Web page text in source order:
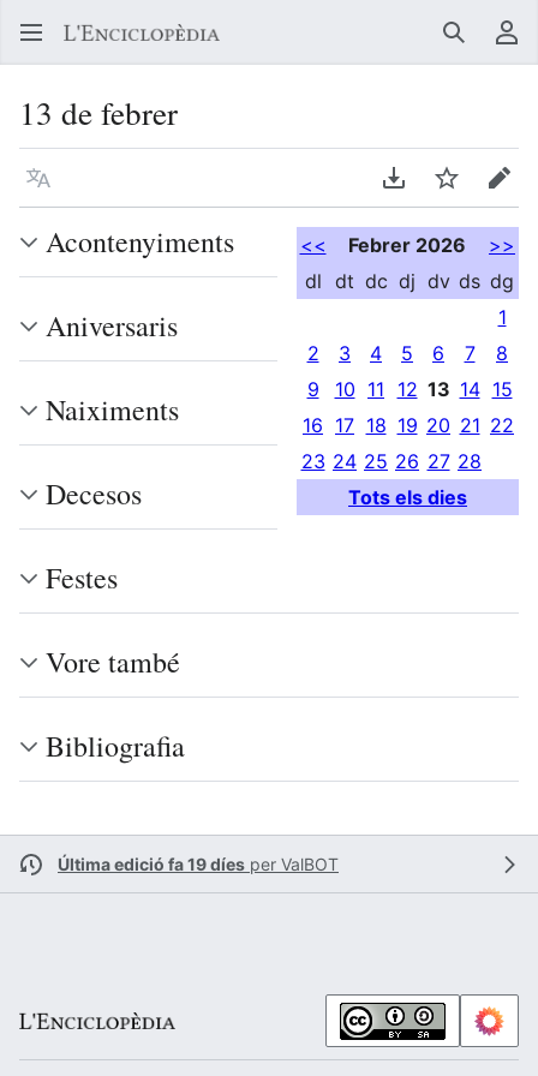
Buscar
13 de febrer
Llegir en un atre idioma Descarregar en
Vigilar
<< Febrer 2026
>>
dl dt dc dj dv ds dg
1
2
3 4 5 6 7
8
9
10 11 12 13 14 15
16 17 18 19 20 21 22
23 24 25 26 27 28
Tots els dies
Acontenyiments
Aniversaris
Naiximents
Decesos
Festes
Vore també
Bibliografia
Última edició fa 19 díes per ValBOT